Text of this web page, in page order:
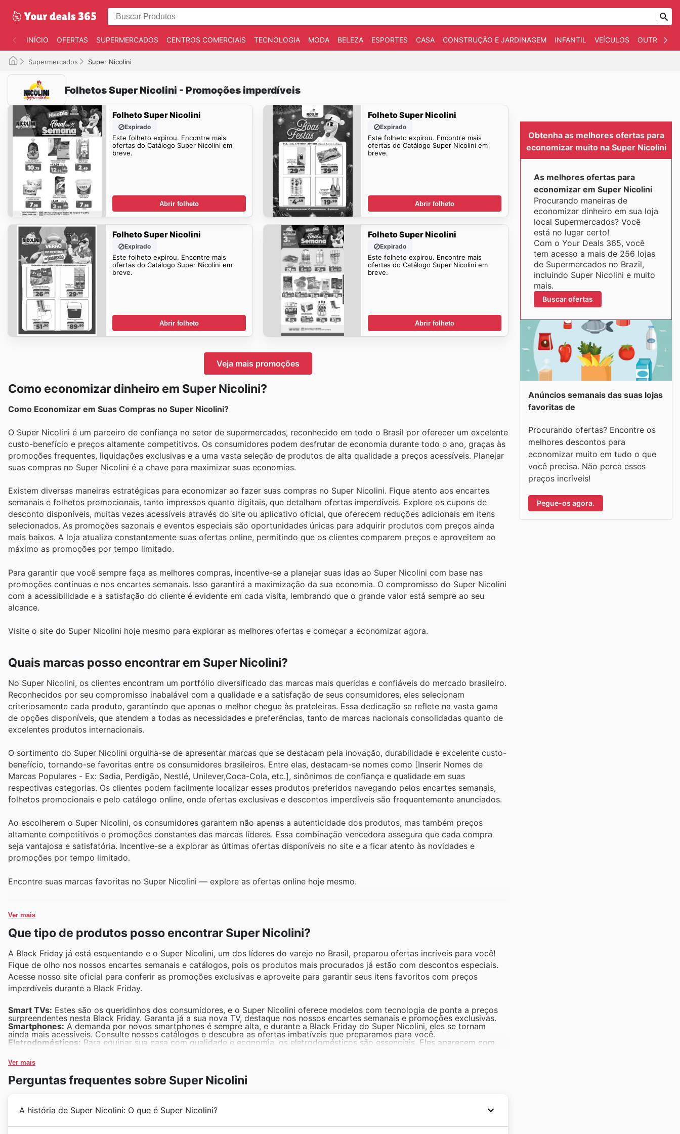
INÍCIO OFERTAS SUPERMERCADOS CENTROS COMERCIAIS TECNOLOGIA MODA BELEZA ESPORTES CASA CONSTRUÇÃO E JARDINAGEM INFANTIL VEÍCULOS OUTROS
Supermercados Super Nicolini
Folhetos Super Nicolini - Promoções imperdíveis
Folheto Super Nicolini
Expirado
Este folheto expirou. Encontre mais
ofertas do Catálogo Super Nicolini em
breve.
Abrir folheto
Folheto Super Nicolini
Expirado
Este folheto expirou. Encontre mais
ofertas do Catálogo Super Nicolini em
breve.
Abrir folheto
Folheto Super Nicolini
Expirado
Este folheto expirou. Encontre mais
ofertas do Catálogo Super Nicolini em
breve.
Abrir folheto
Folheto Super Nicolini
Expirado
Este folheto expirou. Encontre mais
ofertas do Catálogo Super Nicolini em
breve.
Abrir folheto
Veja mais promoções
Como economizar dinheiro em Super Nicolini?
Como Economizar em Suas Compras no Super Nicolini?
O Super Nicolini é um parceiro de confiança no setor de supermercados, reconhecido em todo o Brasil por oferecer um excelente
custo-benefício e preços altamente competitivos. Os consumidores podem desfrutar de economia durante todo o ano, graças às
promoções frequentes, liquidações exclusivas e a uma vasta seleção de produtos de alta qualidade a preços acessíveis. Planejar
suas compras no Super Nicolini é a chave para maximizar suas economias.
Existem diversas maneiras estratégicas para economizar ao fazer suas compras no Super Nicolini. Fique atento aos encartes
semanais e folhetos promocionais, tanto impressos quanto digitais, que detalham ofertas imperdíveis. Explore os cupons de
desconto disponíveis, muitas vezes acessíveis através do site ou aplicativo oficial, que oferecem reduções adicionais em itens
selecionados. As promoções sazonais e eventos especiais são oportunidades únicas para adquirir produtos com preços ainda
mais baixos. A loja atualiza constantemente suas ofertas online, permitindo que os clientes comparem preços e aproveitem ao
máximo as promoções por tempo limitado.
Para garantir que você sempre faça as melhores compras, incentive-se a planejar suas idas ao Super Nicolini com base nas
promoções contínuas e nos encartes semanais. Isso garantirá a maximização da sua economia. O compromisso do Super Nicolini
com a acessibilidade e a satisfação do cliente é evidente em cada visita, lembrando que o grande valor está sempre ao seu
alcance.
Visite o site do Super Nicolini hoje mesmo para explorar as melhores ofertas e começar a economizar agora.
Quais marcas posso encontrar em Super Nicolini?
No Super Nicolini, os clientes encontram um portfólio diversificado das marcas mais queridas e confiáveis do mercado brasileiro.
Reconhecidos por seu compromisso inabalável com a qualidade e a satisfação de seus consumidores, eles selecionam
criteriosamente cada produto, garantindo que apenas o melhor chegue às prateleiras. Essa dedicação se reflete na vasta gama
de opções disponíveis, que atendem a todas as necessidades e preferências, tanto de marcas nacionais consolidadas quanto de
excelentes produtos internacionais.
O sortimento do Super Nicolini orgulha-se de apresentar marcas que se destacam pela inovação, durabilidade e excelente custo-
benefício, tornando-se favoritas entre os consumidores brasileiros. Entre elas, destacam-se nomes como [Inserir Nomes de
Marcas Populares - Ex: Sadia, Perdigão, Nestlé, Unilever,Coca-Cola, etc.], sinônimos de confiança e qualidade em suas
respectivas categorias. Os clientes podem facilmente localizar esses produtos preferidos navegando pelos encartes semanais,
folhetos promocionais e pelo catálogo online, onde ofertas exclusivas e descontos imperdíveis são frequentemente anunciados.
Ao escolherem o Super Nicolini, os consumidores garantem não apenas a autenticidade dos produtos, mas também preços
altamente competitivos e promoções constantes das marcas líderes. Essa combinação vencedora assegura que cada compra
seja vantajosa e satisfatória. Incentive-se a explorar as últimas ofertas disponíveis no site e a ficar atento às novidades e
promoções por tempo limitado.
Encontre suas marcas favoritas no Super Nicolini — explore as ofertas online hoje mesmo.
Ver mais
Que tipo de produtos posso encontrar Super Nicolini?
A Black Friday já está esquentando e o Super Nicolini, um dos líderes do varejo no Brasil, preparou ofertas incríveis para você!
Fique de olho nos nossos encartes semanais e catálogos, pois os produtos mais procurados já estão com descontos especiais.
Acesse nosso site oficial para conferir as promoções exclusivas e aproveite para garantir seus itens favoritos com preços
imperdíveis durante a Black Friday.
Smart TVs: Estes são os queridinhos dos consumidores, e o Super Nicolini oferece modelos com tecnologia de ponta a preços
surpreendentes nesta Black Friday. Garanta já a sua nova TV, destaque nos nossos encartes semanais e promoções exclusivas.
Smartphones: A demanda por novos smartphones é sempre alta, e durante a Black Friday do Super Nicolini, eles se tornam
ainda mais acessíveis. Consulte nossos catálogos e descubra as ofertas imbatíveis que preparamos para você.
Eletrodomésticos: Para equipar sua casa com qualidade e economia, os eletrodomésticos são essenciais. Eles aparecem com
Notebooks:
de vendas e conta com ofertas imperdíveis nos Super Nicolini deals e na Black Friday sales.
Perfumes e Cosméticos:
Cuide de você com as melhores marcas e fragrâncias. A procura por perfumes e cosméticos é
altíssima, e o Super Nicolini oferece uma seleção especial com descontos que você não pode perder nas nossas ofertas de Black
Ver mais
Perguntas frequentes sobre Super Nicolini
A história de Super Nicolini: O que é Super Nicolini?
Obtenha as melhores ofertas para
economizar muito na Super Nicolini
As melhores ofertas para
economizar em Super Nicolini
Procurando maneiras de
economizar dinheiro em sua loja
local Supermercados? Você
está no lugar certo!
Com o Your Deals 365, você
tem acesso a mais de 256 lojas
de Supermercados no Brazil,
incluindo Super Nicolini e muito
mais.
Buscar ofertas
Anúncios semanais das suas lojas
favoritas de
Procurando ofertas? Encontre os
melhores descontos para
economizar muito em tudo o que
você precisa. Não perca esses
preços incríveis!
Pegue-os agora.